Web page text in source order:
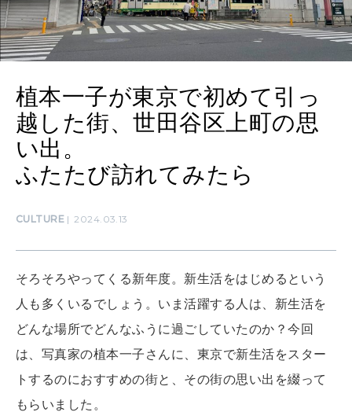
算命学がわかる今月のあなた
LEARN
MAMA
ママもいろいろ
SUSTAINABLE
自分を耕す
WORK&MONEY
いい人生って？
植本一子が東京で初めて引っ
越した街、世田谷区上町の思
い出。
ふたたび訪れてみたら
CULTURE 2024.03.13
そろそろやってくる新年度。新生活をはじめるという
人も多くいるでしょう。いま活躍する人は、新生活を
どんな場所でどんなふうに過ごしていたのか？今回
は、写真家の植本一子さんに、東京で新生活をスター
トするのにおすすめの街と、その街の思い出を綴って
もらいました。